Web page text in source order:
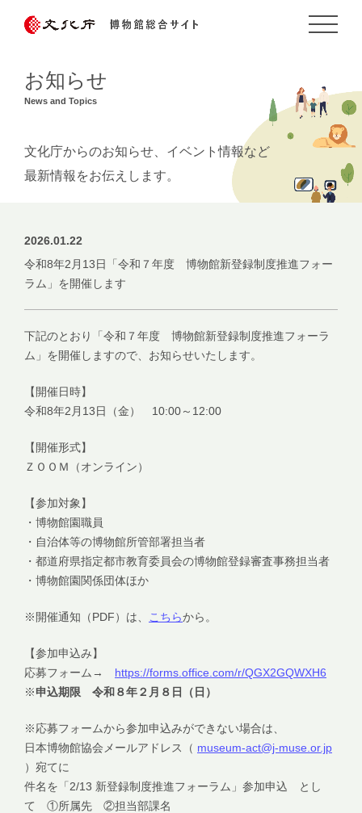
お知らせ
News and Topics
文化庁からのお知らせ、イベント情報など
最新情報をお伝えします。
2026.01.22
令和8年2月13日「令和７年度 博物館新登録制度推進フォー
ラム」を開催します
下記のとおり「令和７年度 博物館新登録制度推進フォーラ
ム」を開催しますので、お知らせいたします。
【開催日時】
令和8年2月13日（金） 10:00～12:00
【開催形式】
ＺＯＯＭ（オンライン）
【参加対象】
・博物館園職員
・自治体等の博物館所管部署担当者
・都道府県指定都市教育委員会の博物館登録審査事務担当者
・博物館園関係団体ほか
※開催通知（PDF）は、 こちらから。
【参加申込み】
応募フォーム→ https://forms.office.com/r/QGX2GQWXH6
※申込期限 令和８年２月８日（日）
※応募フォームから参加申込みができない場合は、
日本博物館協会メールアドレス（ museum-act@j-muse.or.jp
）宛てに
件名を「2/13 新登録制度推進フォーラム」参加申込 とし
て ①所属先 ②担当部課名